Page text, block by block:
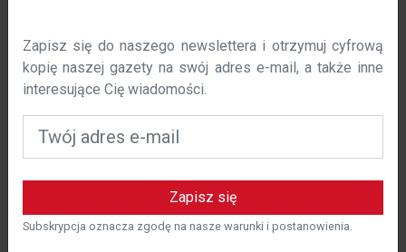
poprawić komfort korzystania z naszej witryny. Niniejsza
polityka określa, w jaki sposób i dlaczego używamy
plików cookie na polska-costa.com.
Czym są pliki cookie?
Pliki cookie to małe pliki tekstowe, które są
przechowywane na urządzeniu użytkownika podczas
odwiedzania strony internetowej. Te pliki cookie
pozwalają nam rozpoznać użytkownika i zapamiętać jego
Zapisz się do naszego newslettera i otrzymuj cyfrową
kopię naszej gazety na swój adres e-mail, a także inne
interesujące Cię wiadomości.
Zapisz się
Subskrypcja oznacza zgodę na nasze warunki i postanowienia.